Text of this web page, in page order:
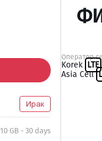
Ирак
10 GB - 30 days
Оператор
Korek LTE
Asia Cell